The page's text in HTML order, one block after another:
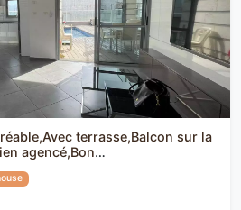
terrasse,Balcon sur la
agencé,Bon
occasion,Bonnes
rue calme,En bon